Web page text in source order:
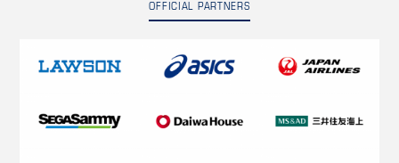
OFFICIAL PARTNERS